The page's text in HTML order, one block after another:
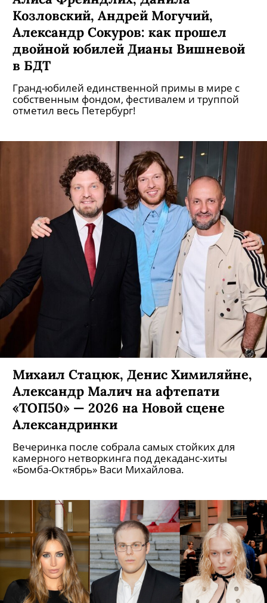
Козловский, Андрей Могучий,
Александр Сокуров: как прошел
двойной юбилей Дианы Вишневой
в БДТ
Гранд-юбилей единственной примы в мире с
собственным фондом, фестивалем и труппой
отметил весь Петербург!
Михаил Стацюк, Денис Химиляйне,
Александр Малич на афтепати
«ТОП50» — 2026 на Новой сцене
Александринки
Вечеринка после собрала самых стойких для
камерного нетворкинга под декаданс-хиты
«Бомба-Октябрь» Васи Михайлова.